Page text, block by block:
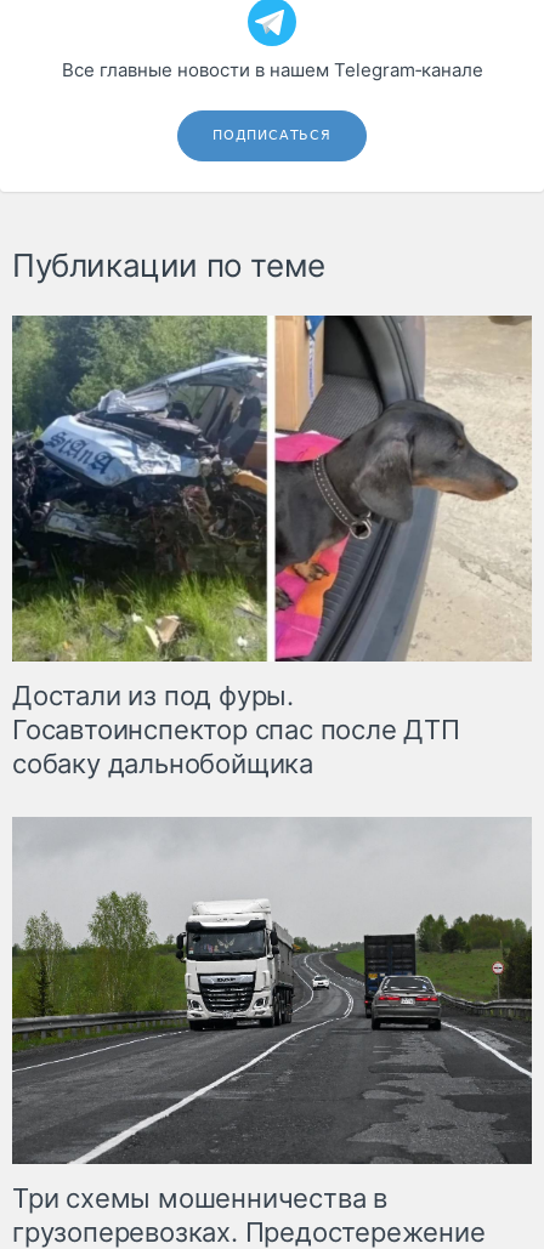
Все главные новости в нашем Telegram‑канале
ПОДПИСАТЬСЯ
Публикации по теме
Достали из под фуры.
Госавтоинспектор спас после ДТП
собаку дальнобойщика
Три схемы мошенничества в
грузоперевозках. Предостережение